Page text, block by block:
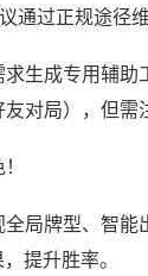
通过正规途径维
生成专用辅
对局），但需
局牌型、智
提升胜率。